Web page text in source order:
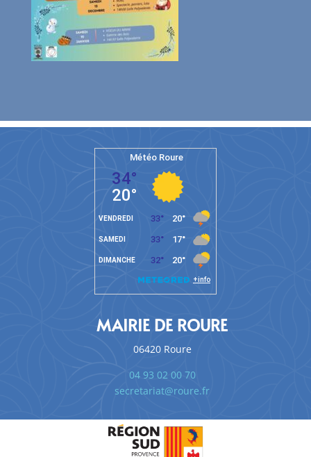
MAIRIE DE ROURE
06420 Roure
04 93 02 00 70
secretariat@roure.fr